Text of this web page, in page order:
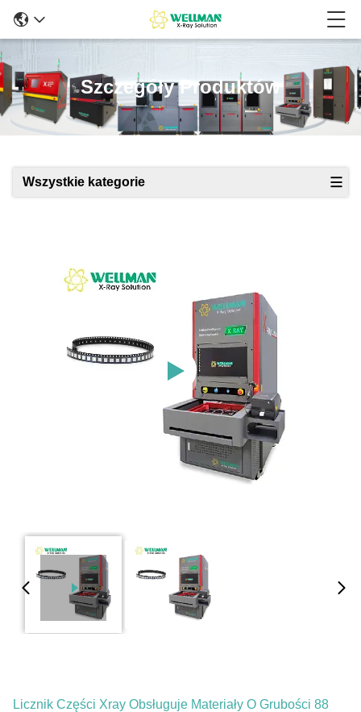
Szczegóły Produktów
Wszystkie kategorie
Licznik Części Xray Obsługuje Materiały O Grubości 88